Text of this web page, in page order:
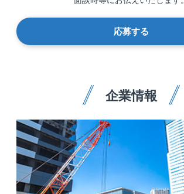
応募する
企業情報